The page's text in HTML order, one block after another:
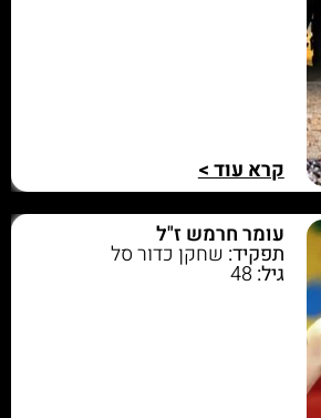
קרא עוד >
עומר חרמש ז"ל
תפקיד: שחקן כדור סל
גיל:48